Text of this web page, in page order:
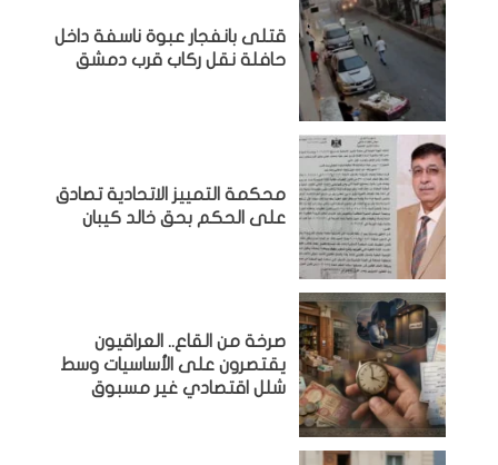
قتلى بانفجار عبوة ناسفة داخل
حافلة نقل ركاب قرب دمشق
محكمة التمييز الاتحادية تصادق
على الحكم بحق خالد كيبان
صرخة من القاع.. العراقيون
يقتصرون على الأساسيات وسط
شلل اقتصادي غير مسبوق